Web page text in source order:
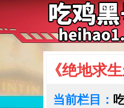
《绝地求
当前栏目：